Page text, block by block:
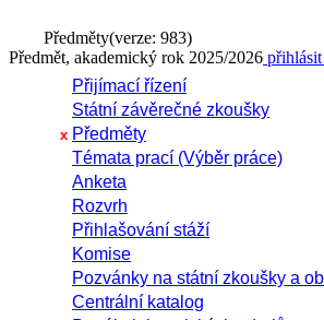
Předměty(verze: 983)
Předmět, akademický rok 2025/2026 přihlásit
Přijímací řízení
Státní závěrečné zkoušky
x Předměty
Témata prací (Výběr práce)
Anketa
Rozvrh
Přihlašování stáží
Komise
Pozvánky na státní zkoušky a
Centrální katalog